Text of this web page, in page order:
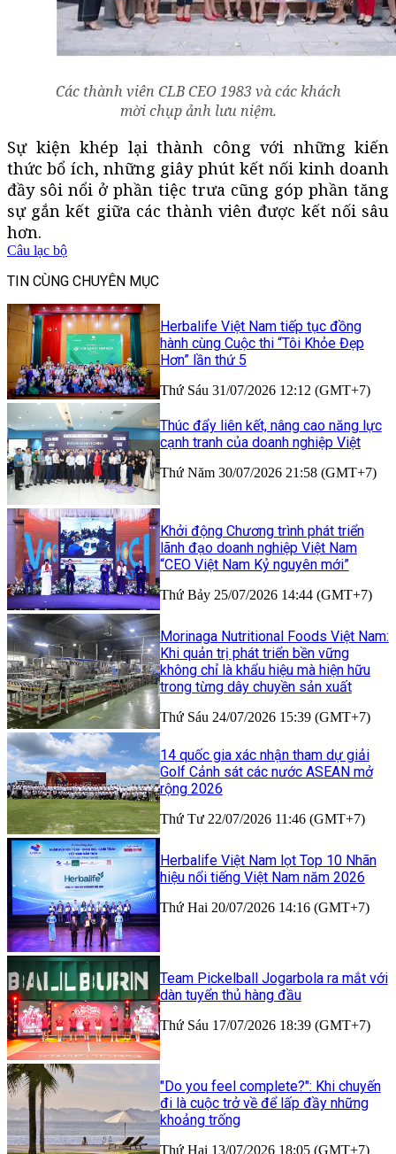
Các thành viên CLB CEO 1983 và các khách
mời chụp ảnh lưu niệm.
Sự kiện khép lại thành công với những kiến
thức bổ ích, những giây phút kết nối kinh doanh
đầy sôi nổi ở phần tiệc trưa cũng góp phần tăng
sự gắn kết giữa các thành viên được kết nối sâu
hơn.
Câu lạc bộ
TIN CÙNG CHUYÊN MỤC
Herbalife Việt Nam tiếp tục đồng
hành cùng Cuộc thi “Tôi Khỏe Đẹp
Hơn” lần thứ 5
Thứ Sáu 31/07/2026 12:12 (GMT+7)
Thúc đẩy liên kết, nâng cao năng lực
cạnh tranh của doanh nghiệp Việt
Thứ Năm 30/07/2026 21:58 (GMT+7)
Khởi động Chương trình phát triển
lãnh đạo doanh nghiệp Việt Nam
“CEO Việt Nam Kỷ nguyên mới”
Thứ Bảy 25/07/2026 14:44 (GMT+7)
Morinaga Nutritional Foods Việt Nam:
Khi quản trị phát triển bền vững
không chỉ là khẩu hiệu mà hiện hữu
trong từng dây chuyền sản xuất
Thứ Sáu 24/07/2026 15:39 (GMT+7)
14 quốc gia xác nhận tham dự giải
Golf Cảnh sát các nước ASEAN mở
rộng 2026
Thứ Tư 22/07/2026 11:46 (GMT+7)
Herbalife Việt Nam lọt Top 10 Nhãn
hiệu nổi tiếng Việt Nam năm 2026
Thứ Hai 20/07/2026 14:16 (GMT+7)
Team Pickelball Jogarbola ra mắt với
dàn tuyển thủ hàng đầu
Thứ Sáu 17/07/2026 18:39 (GMT+7)
"Do you feel complete?": Khi chuyến
đi là cuộc trở về để lấp đầy những
khoảng trống
Thứ Hai 13/07/2026 18:05 (GMT+7)